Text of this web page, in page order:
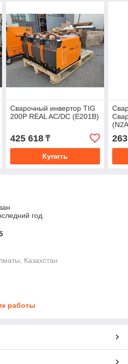
Сварочный инвертор TIG
200P REAL AC/DC (E201B)
425 618₸
Купить
год
Казахстан
работы